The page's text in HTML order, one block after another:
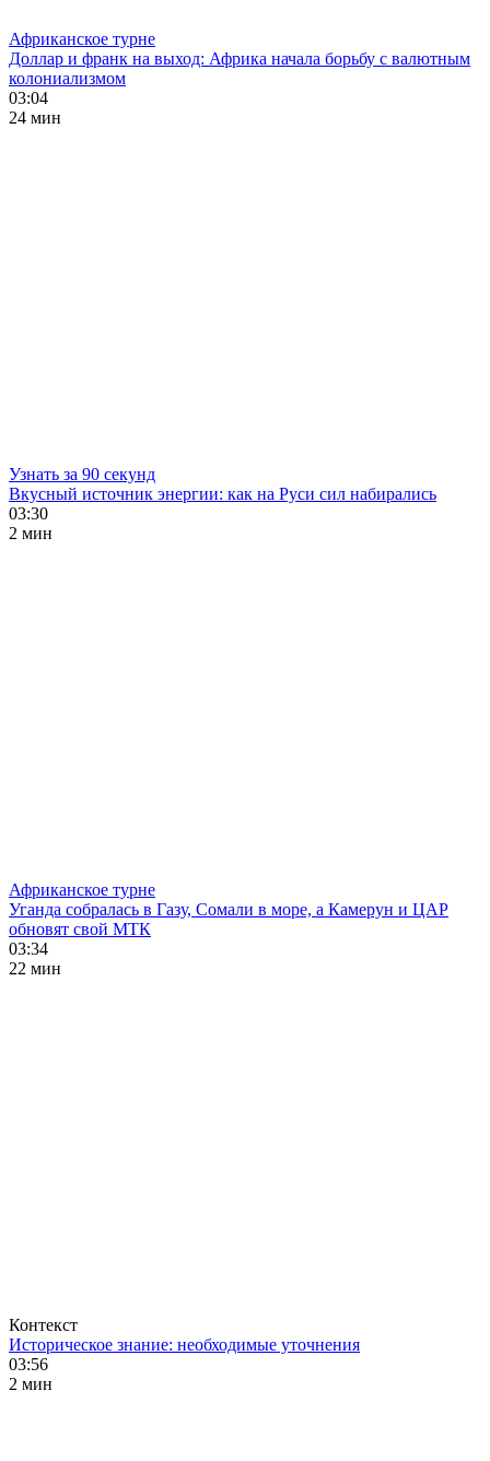
Африканское турне
Доллар и франк на выход: Африка начала борьбу с валютным
колониализмом
03:04
24 мин
Узнать за 90 секунд
Вкусный источник энергии: как на Руси сил набирались
03:30
2 мин
Африканское турне
Уганда собралась в Газу, Сомали в море, а Камерун и ЦАР
обновят свой МТК
03:34
22 мин
Контекст
Историческое знание: необходимые уточнения
03:56
2 мин